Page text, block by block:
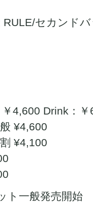
セカンド
4,600 Drink：￥
¥4,600
¥4,100
ト一般発売開始